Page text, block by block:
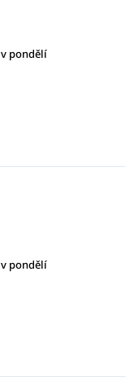
v pondělí
v pondělí